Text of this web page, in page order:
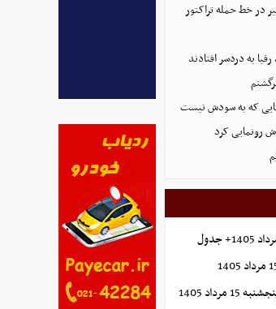
در خط حمله تراکتور
به دردسر افتادند
که به سودش نیست
رونمایی کرد